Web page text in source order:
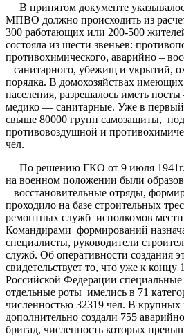
В принятом документе
МПВО должно происходить из
300 работающих или 200-500
состояла из шести звеньев:
противохимического, аварийно –
– санитарного, убежищ и укрытий,
порядка. В домохозяйствах
населения, разрешалось иметь
медико — санитарные. Уже в
свыше 80000 групп самозащиты,
противовоздушной и
чел.
По решению ГКО от 9 июля 1941г.
на военном положении были
– восстановительные отряды,
проходило на базе строительных
ремонтных служб исполкомов
Командирами формирований
специалисты, руководители
служб. Об оперативности создания
свидетельствует то, что уже к концу
Российской Федерации
отдельные роты имелись в 71
численностью 32319 чел. В крупных
дополнительно создали 755
бригад, численность которых